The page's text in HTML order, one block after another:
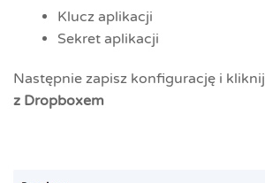
Klucz aplikacji
Sekret aplikacji
Następnie zapisz konfigurację i kliknij
z Dropboxem